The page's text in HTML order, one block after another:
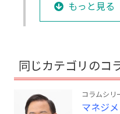
もっと見る
同じカテゴリのコ
コラムシリ
マネジ